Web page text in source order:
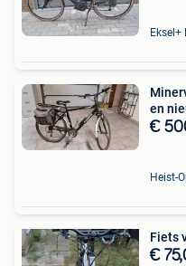
Eksel+
en
€
Heist-
Fiets
€